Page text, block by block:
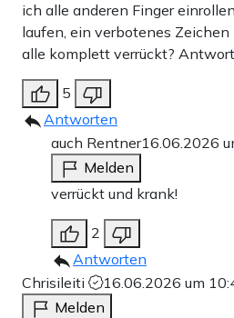
ich alle anderen Finger
laufen, ein verbotenes Zeichen
alle komplett verrückt?
5
Antworten
auch Rentner16.06.2026
Melden
verrückt und krank!
2
Antworten
Chrisileiti
16.06.2026 um
Melden